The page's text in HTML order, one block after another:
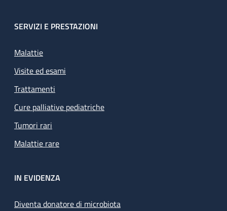
SERVIZI E PRESTAZIONI
Malattie
Visite ed esami
Trattamenti
Cure palliative pediatriche
Tumori rari
Malattie rare
IN EVIDENZA
Diventa donatore di microbiota